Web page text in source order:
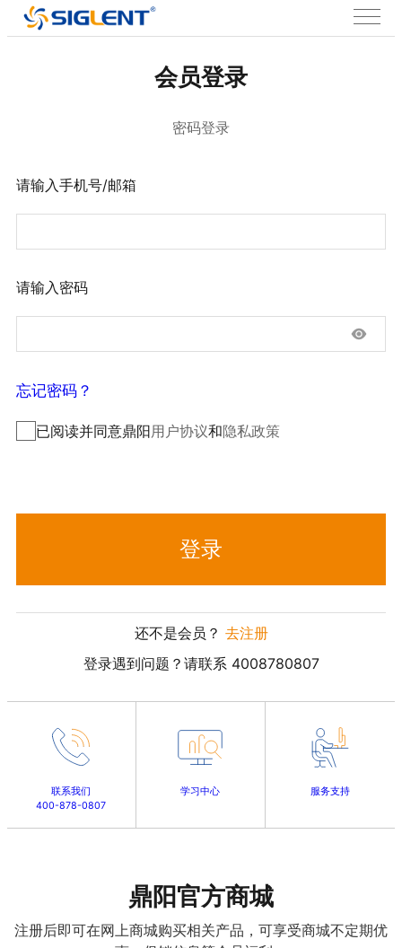
会员登录
密码登录
请输入手机号/邮箱
请输入密码
忘记密码？
已阅读并同意鼎阳用户协议和隐私政策
登录
还不是会员？ 去注册
登录遇到问题？请联系 4008780807
联系我们
400-878-0807
学习中心 服务支持
鼎阳官方商城
注册后即可在网上商城购买相关产品，可享受商城不定期优